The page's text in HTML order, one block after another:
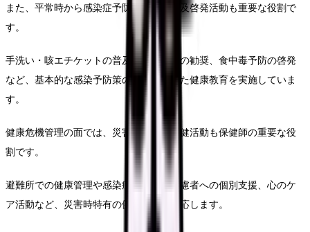
また、平常時から感染症予防のための普及啓発活動も重要な役割で
す。
手洗い・咳エチケットの普及、予防接種の勧奨、食中毒予防の啓発
など、基本的な感染予防策の定着に向けた健康教育を実施していま
す。
健康危機管理の面では、災害発生時の保健活動も保健師の重要な役
割です。
避難所での健康管理や感染症対策、要配慮者への個別支援、心のケ
ア活動など、災害時特有の健康課題に対応します。